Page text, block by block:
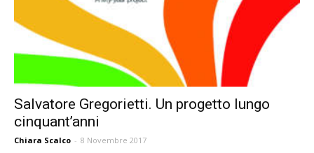
Salvatore Gregorietti. Un progetto lungo
cinquant’anni
Chiara Scalco - 8 Novembre 2017